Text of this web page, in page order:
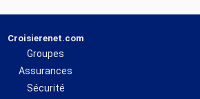
Croisierenet.com
Groupes
Assurances
Sécurité